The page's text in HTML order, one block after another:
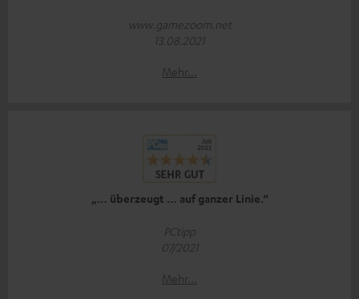
www.gamezoom.net
13.08.2021
Mehr...
„… überzeugt … auf ganzer Linie.“
PCtipp
07/2021
Mehr...